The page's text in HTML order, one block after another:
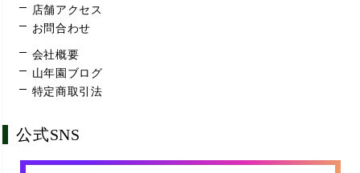
店舗アクセス
お問合わせ
会社概要
山年園ブログ
特定商取引法
公式SNS